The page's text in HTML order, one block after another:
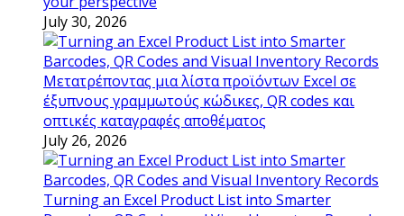
July 30, 2026
Μετατρέποντας μια λίστα προϊόντων Excel σε
έξυπνους γραμμωτούς κώδικες, QR codes και
οπτικές καταγραφές αποθέματος
July 26, 2026
Turning an Excel Product List into Smarter